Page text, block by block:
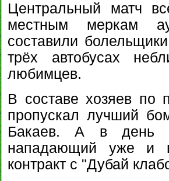
Центральный матч
местным меркам
составили
трёх автобусах
любимцев.
В составе хозяев по
пропускал лучший
Бакаев. А в день
нападающий уже и
контракт с "Дубай